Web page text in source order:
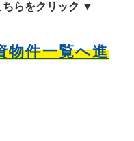
らをクリック ▼
物件一覧へ進